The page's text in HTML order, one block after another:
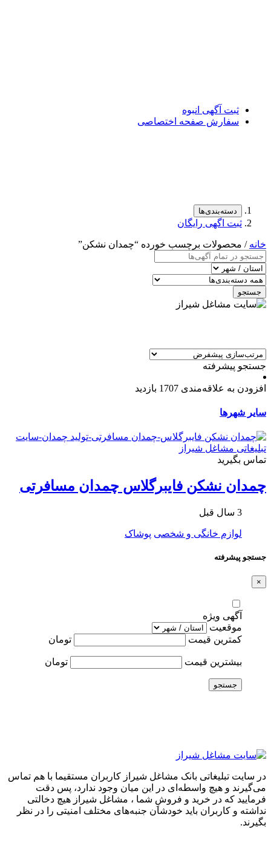
ثبت آگهی انبوه
سفارش صفحه اختصاصی
دسته‌بندی‌ها
ثبت اگهی رایگان
خانه / محصولات برچسب خورده “چمدان نشكن”
جستجو
جستجو پیشرفته
افزودن به علاقه‌مندی 1707 بازدید
سایر شهرها
تماس بگیرید
چمدان نشکن فایبرگلاس چمدان مسافرتی
3 سال قبل
لوازم خانگی و شخصی پوشاک
جستجو پیشرفته
×
آگهی ویژه
موقعیت
کمترین قیمت
تومان
بیشترین قیمت تومان
جستجو
در سایت تبلیغاتی بانک مشاغل شیراز کاربران مستقیما با هم تماس
می‌گیرند و هیچ واسطه‌ای در این میان وجود ندارد، پس دقت
فرمایید که در خرید و فروشِ شما ، مشاغل شیراز هیچ دخالتی
نداشته و کاربران باید خودشان جنبه‌های مختلف امنیتی را در نظر
بگیرند.